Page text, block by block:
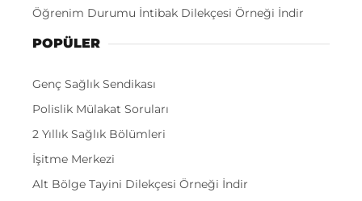
Öğrenim Durumu İntibak Dilekçesi Örneği İndir
POPÜLER
Genç Sağlık Sendikası
Polislik Mülakat Soruları
2 Yıllık Sağlık Bölümleri
İşitme Merkezi
Alt Bölge Tayini Dilekçesi Örneği İndir